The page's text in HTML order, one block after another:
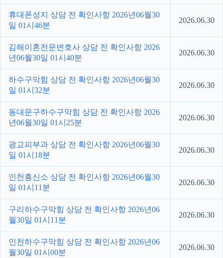
휴대폰성지 상담 전 확인사항 2026년06월30
일 01시46분
2026.06.30
김해이혼전문변호사 상담 전 확인사항 2026
년06월30일 01시40분
2026.06.30
하수구막힘 상담 전 확인사항 2026년06월30
일 01시32분
2026.06.30
동대문구하수구막힘 상담 전 확인사항 2026
년06월30일 01시25분
2026.06.30
광교피부과 상담 전 확인사항 2026년06월30
일 01시18분
2026.06.30
인천흥신소 상담 전 확인사항 2026년06월30
일 01시11분
2026.06.30
구리하수구막힘 상담 전 확인사항 2026년06
월30일 01시11분
2026.06.30
인천하수구막힘 상담 전 확인사항 2026년06
월30일 01시00분
2026.06.30